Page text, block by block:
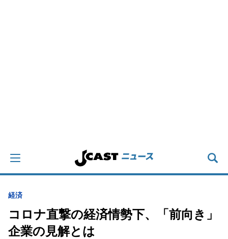
経済
コロナ直撃の経済情勢下、「前向き」
企業の見解とは